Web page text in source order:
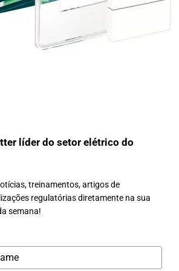
líder do setor elétrico do
treinamentos, artigos de
regulatórias diretamente na sua
semana!